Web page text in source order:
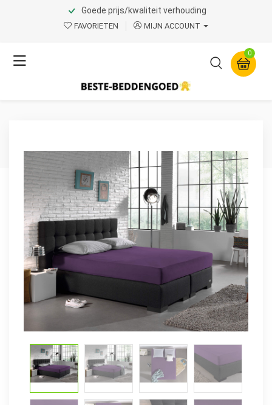
Goede prijs/kwaliteit verhouding
FAVORIETEN MIJN ACCOUNT
0
Home Product Page v.1
Enkel Jersey 135 gr.
Hoeslaken Paars 140 x 200